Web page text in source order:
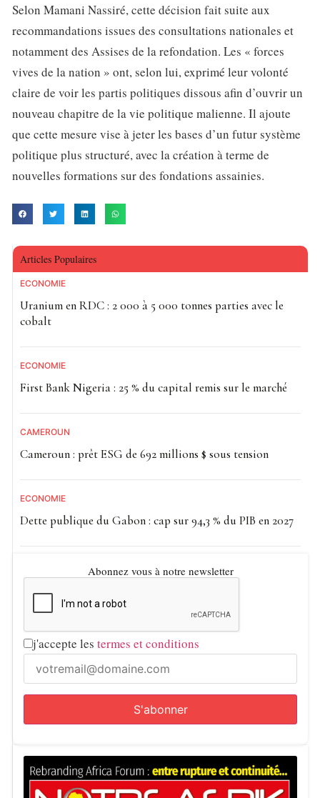
Selon Mamani Nassiré, cette décision fait suite aux
recommandations issues des consultations nationales et
notamment des Assises de la refondation. Les « forces
vives de la nation » ont, selon lui, exprimé leur volonté
claire de voir les partis politiques dissous afin d’ouvrir un
nouveau chapitre de la vie politique malienne. Il ajoute
que cette mesure vise à jeter les bases d’un futur système
politique plus structuré, avec la création à terme de
nouvelles formations sur des fondations assainies.
Articles Populaires
ECONOMIE
Uranium en RDC : 2 000 à 5 000 tonnes parties avec le
cobalt
ECONOMIE
First Bank Nigeria : 25 % du capital remis sur le marché
CAMEROUN
Cameroun : prêt ESG de 692 millions $ sous tension
ECONOMIE
Dette publique du Gabon : cap sur 94,3 % du PIB en 2027
Abonnez vous à notre newsletter
j'accepte les termes et conditions